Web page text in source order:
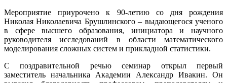
Мероприятие приурочено к 90-летию со дня рождения
Николая Николаевича Брушлинского – выдающегося ученого
в сфере высшего образования, инициатора и научного
руководителя исследований в области математического
моделирования сложных систем и прикладной статистики.
С поздравительной речью семинар открыл первый
заместитель начальника Академии Александр Ивакин. Он